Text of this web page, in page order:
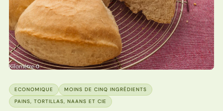
ECONOMIQUE
MOINS DE CINQ INGRÉDIENTS
PAINS, TORTILLAS, NAANS ET CIE